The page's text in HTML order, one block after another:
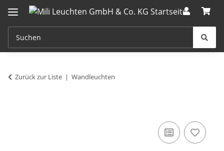
Zurück zur Liste Wandleuchten